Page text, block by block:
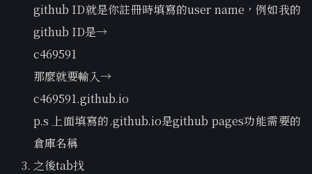
github ID就是你註冊時填寫的user name，例如我的
github ID是→
c469591
那麼就要輸入→
c469591.github.io
p.s 上面填寫的.github.io是github pages功能需要的
倉庫名稱
之後tab找